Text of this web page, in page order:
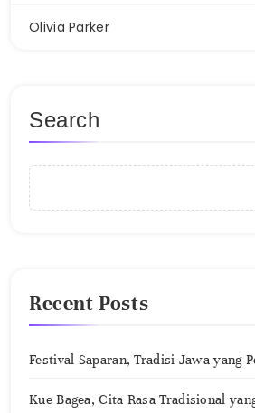
Olivia Parker
Search
Recent Posts
Festival Saparan, Tradisi Jawa yang
Kue Bagea, Cita Rasa Tradisional